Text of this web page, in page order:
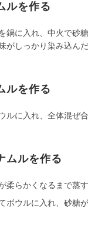
ルを作る
鍋に入れ、中火で砂
がしっかり染み込ん
ルを作る
ルに入れ、全体混ぜ
ムルを作る
柔らかくなるまで蒸す
ボウルに入れ、砂糖